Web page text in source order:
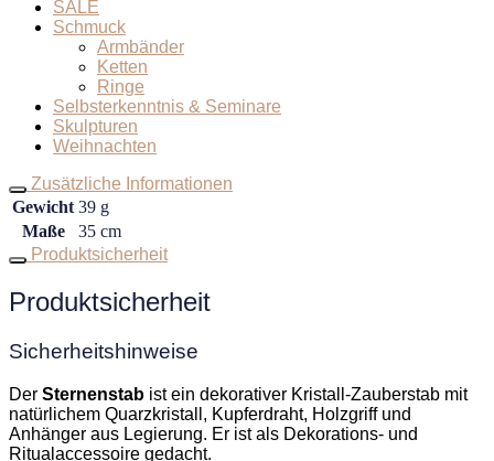
SALE
Schmuck
Armbänder
Ketten
Ringe
Selbsterkenntnis & Seminare
Skulpturen
Weihnachten
Zusätzliche Informationen
Gewicht 39 g
Maße
35 cm
Produktsicherheit
Produktsicherheit
Sicherheitshinweise
Der Sternenstab ist ein dekorativer Kristall-Zauberstab mit
natürlichem Quarzkristall, Kupferdraht, Holzgriff und
Anhänger aus Legierung. Er ist als Dekorations- und
Ritualaccessoire gedacht.